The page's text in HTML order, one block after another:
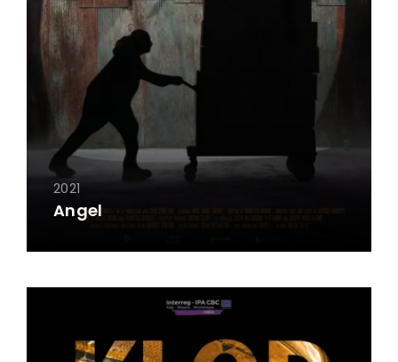
2021
Angel